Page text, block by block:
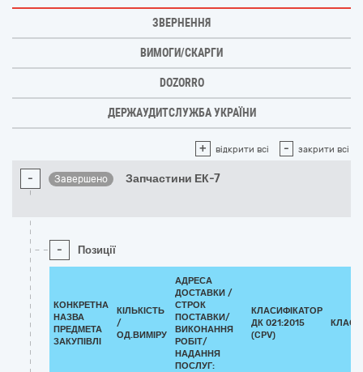
ЗВЕРНЕННЯ
ВИМОГИ/СКАРГИ
DOZORRO
ДЕРЖАУДИТСЛУЖБА УКРАЇНИ
+ відкрити всі - закрити всі
- Завершено Запчастини ЕК-7
- Позиції
КОНКРЕТНА
НАЗВА
ПРЕДМЕТА
ЗАКУПІВЛІ
КІЛЬКІСТЬ
/
ОД.ВИМІРУ
АДРЕСА
ДОСТАВКИ /
СТРОК
ПОСТАВКИ/
ВИКОНАННЯ
РОБІТ/
НАДАННЯ
ПОСЛУГ:
КЛАСИФІКАТОР
ДК 021:2015
(CPV)